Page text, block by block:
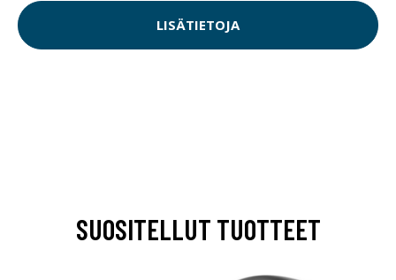
LISÄTIETOJA
SUOSITELLUT TUOTTEET